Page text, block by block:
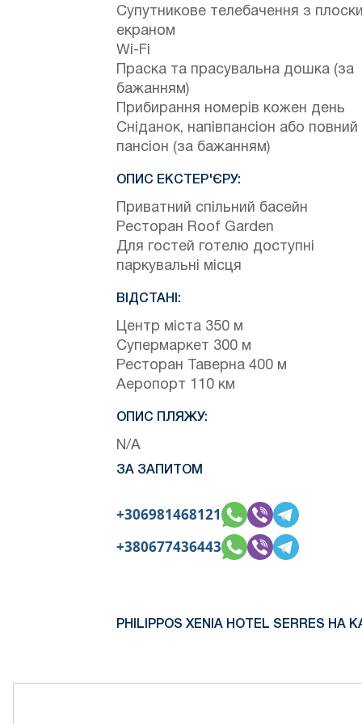
Супутникове телебачення з
екраном
Wi-Fi
Праска та прасувальна дошка (за
бажанням)
Прибирання номерів кожен день
Сніданок, напівпансіон або повний
пансіон (за бажанням)
ОПИС ЕКСТЕР'ЄРУ:
Приватний спільний басейн
Ресторан Roof Garden
Для гостей готелю доступні
паркувальні місця
ВІДСТАНІ:
Центр міста 350 м
Супермаркет 300 м
Ресторан Таверна 400 м
Аеропорт 110 км
ОПИС ПЛЯЖУ:
N/A
ЗА ЗАПИТОМ
+306981468121
+380677436443
PHILIPPOS XENIA HOTEL SERRES НА